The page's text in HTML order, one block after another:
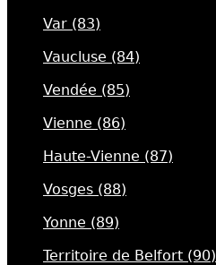
Var (83)
Vaucluse (84)
Vendée (85)
Vienne (86)
Haute-Vienne (87)
Vosges (88)
Yonne (89)
Territoire de Belfort (90)